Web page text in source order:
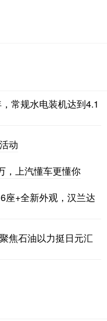
常规水电装机达到4.1
动
，上汽懂车更懂你
座+全新外观，汉兰达
焦石油以力挺日元汇